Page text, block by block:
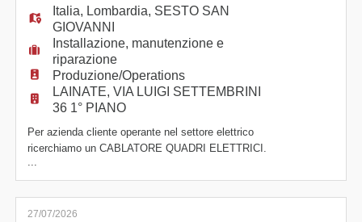
Italia, Lombardia, SESTO SAN
GIOVANNI
Installazione, manutenzione e
riparazione
Produzione/Operations
LAINATE, VIA LUIGI SETTEMBRINI
36 1° PIANO
Per azienda cliente operante nel settore elettrico
ricerchiamo un CABLATORE QUADRI ELETTRICI.
La risorsa dovrà occuparsi di: - Cablaggio di quadri
elettrici di bassa tensione - Utilizzo delle principali
attrezzature da officina - Collaborazione con il team
tecnico per garantire qualità ed efficienza nel lavoro
...
27/07/2026